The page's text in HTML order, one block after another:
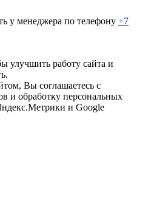
у менеджера по телефону +7
улучшить работу сайта и
Вы соглашаетесь с
и обработку персональных
и Google